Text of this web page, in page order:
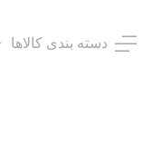
دسته بندی کالاها